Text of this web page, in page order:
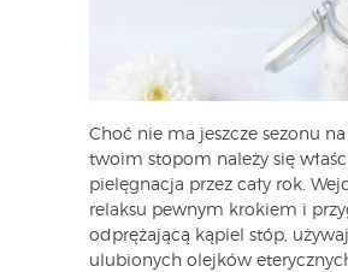
Choć nie ma jeszcze sezonu na
twoim stopom należy się
pielęgnacja przez cały rok.
relaksu pewnym krokiem i
odprężającą kąpiel stóp,
ulubionych olejków